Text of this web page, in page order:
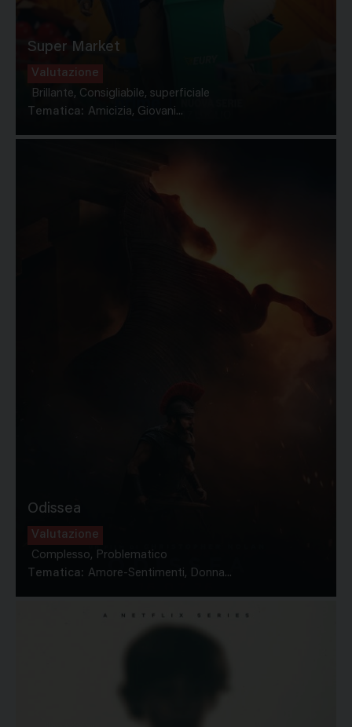
Super Market
Valutazione
Brillante, Consigliabile, superficiale
Tematica: Amicizia, Giovani...
Odissea
Valutazione
Complesso, Problematico
Tematica: Amore-Sentimenti, Donna...